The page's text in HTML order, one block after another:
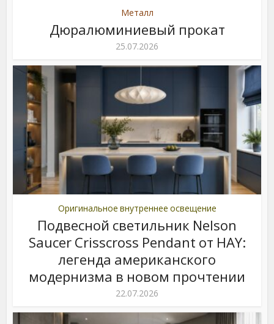
Металл
Дюралюминиевый прокат
25.07.2026
Оригинальное внутреннее освещение
Подвесной светильник Nelson
Saucer Crisscross Pendant от HAY:
легенда американского
модернизма в новом прочтении
22.07.2026